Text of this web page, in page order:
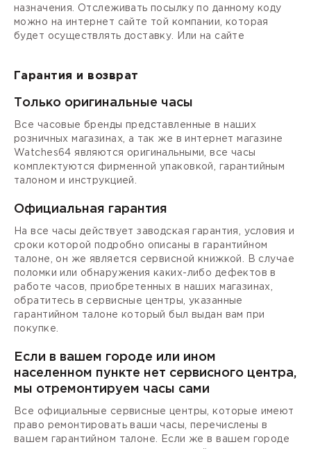
назначения. Отслеживать посылку по данному коду
можно на интернет сайте той компании, которая
будет осуществлять доставку. Или на сайте
Гарантия и возврат
Только оригинальные часы
Все часовые бренды представленные в наших
розничных магазинах, а так же в интернет магазине
Watches64 являются оригинальными, все часы
комплектуются фирменной упаковкой, гарантийным
талоном и инструкцией.
Официальная гарантия
На все часы действует заводская гарантия, условия и
сроки которой подробно описаны в гарантийном
талоне, он же является сервисной книжкой. В случае
поломки или обнаружения каких-либо дефектов в
работе часов, приобретенных в наших магазинах,
обратитесь в сервисные центры, указанные
гарантийном талоне который был выдан вам при
покупке.
Если в вашем городе или ином
населенном пункте нет сервисного центра,
мы отремонтируем часы сами
Все официальные сервисные центры, которые имеют
право ремонтировать ваши часы, перечислены в
вашем гарантийном талоне. Если же в вашем городе